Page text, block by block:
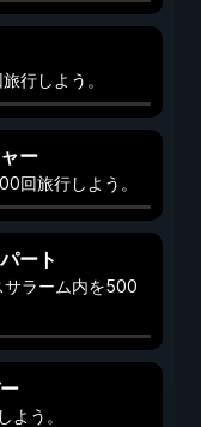
行しよう。
ー
回旅行しよう。
ート
サラーム内を500
よう。